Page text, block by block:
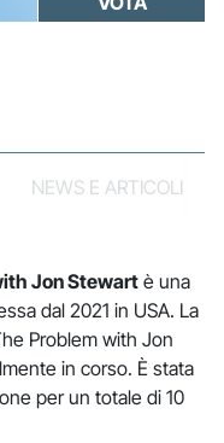
NEWS E ARTICOLI
Jon Stewartè una
dal 2021 in USA. La
Problem with Jon
in corso. È stata
per un totale di 10